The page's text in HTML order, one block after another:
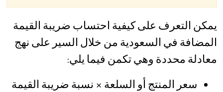
يمكن التعرف على كيفية احتساب ضريبة القيمة
المضافة في السعودية من خلال السير على نهج
معادلة محددة وهي تكمن فيما يلي:
سعر المنتج أو السلعة × نسبة ضريبة القيمة